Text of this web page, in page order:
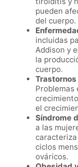
pueden
del cuerpo.
incluidas
Addison y
la
cuerpo.
Problemas
el
Síndrome
a las
ciclos
ováricos.